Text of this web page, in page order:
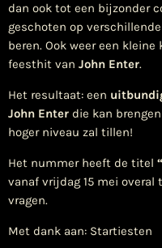
dan ook tot een bijzonder
geschoten op
beren. Ook weer een
feesthit van John Enter.
Het resultaat: een
John Enter die kan
hoger niveau zal tillen!
Het nummer heeft de titel
vanaf vrijdag 15 mei
vragen.
Met dank aan: Startiesten